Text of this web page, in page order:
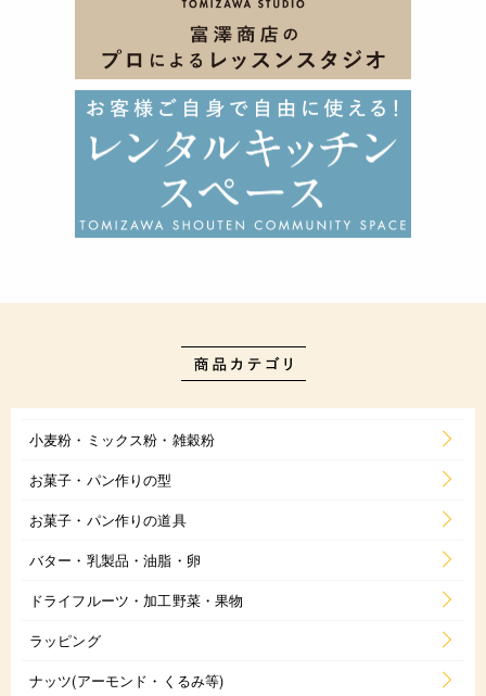
小麦粉・ミックス粉・雑穀粉
お菓子・パン作りの型
お菓子・パン作りの道具
バター・乳製品・油脂・卵
ドライフルーツ・加工野菜・果物
ラッピング
ナッツ(アーモンド・くるみ等)